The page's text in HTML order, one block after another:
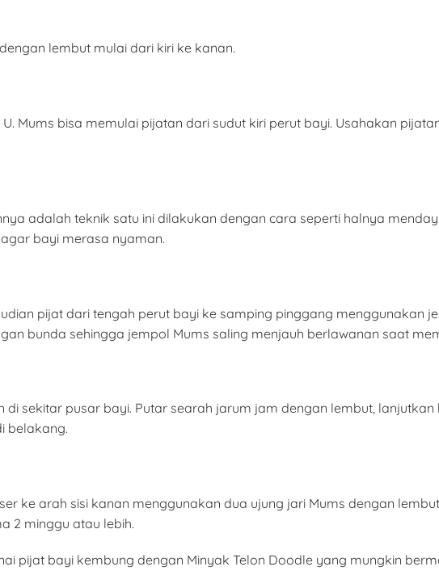
lembut mulai dari kiri ke kanan.
Mums bisa memulai pijatan dari sudut kiri perut bayi. Usahakan
adalah teknik satu ini dilakukan dengan cara seperti halnya
bayi merasa nyaman.
pijat dari tengah perut bayi ke samping pinggang menggunakan
bunda sehingga jempol Mums saling menjauh berlawanan saat
sekitar pusar bayi. Putar searah jarum jam dengan lembut,
belakang.
ke arah sisi kanan menggunakan dua ujung jari Mums dengan
2 minggu atau lebih.
pijat bayi kembung dengan Minyak Telon Doodle yang mungkin